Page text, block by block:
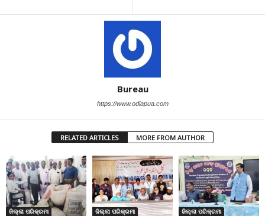
Bureau
https://www.odiapua.com
RELATED ARTICLES MORE FROM AUTHOR
ଜିଲ୍ଲା ପରିକ୍ରମା ଜିଲ୍ଲା ପରିକ୍ରମା ଜିଲ୍ଲା ପରିକ୍ରମା